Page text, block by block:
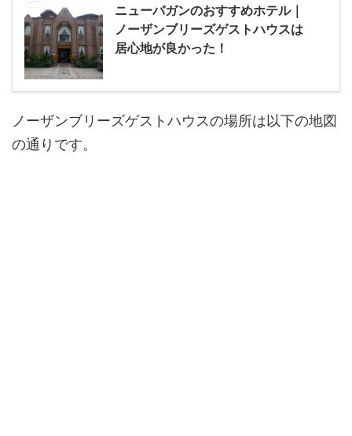
ニューバガンのおすすめホテル｜
ノーザンブリーズゲストハウスは
居心地が良かった！
ノーザンブリーズゲストハウスの場所は以下の地図
の通りです。